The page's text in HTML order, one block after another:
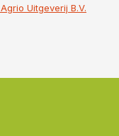
Uitgeverij B.V.